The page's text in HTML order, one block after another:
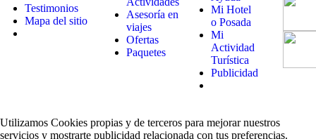
Testimonios
Mapa del sitio
Asesoría en
viajes
Ofertas
Paquetes
Mi Hotel
o Posada
Mi
Actividad
Turística
Publicidad
Utilizamos Cookies propias y de terceros para mejorar nuestros
servicios y mostrarte publicidad relacionada con tus preferencias.